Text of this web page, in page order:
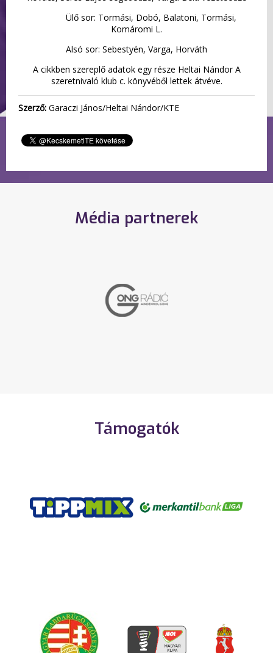
Ülő sor: Tormási, Dobó, Balatoni, Tormási,
Komáromi L.
Alsó sor: Sebestyén, Varga, Horváth
A cikkben szereplő adatok egy része Heltai Nándor A
szeretnivaló klub c. könyvéből lettek átvéve.
Szerző: Garaczi János/Heltai Nándor/KTE
Média partnerek
Támogatók